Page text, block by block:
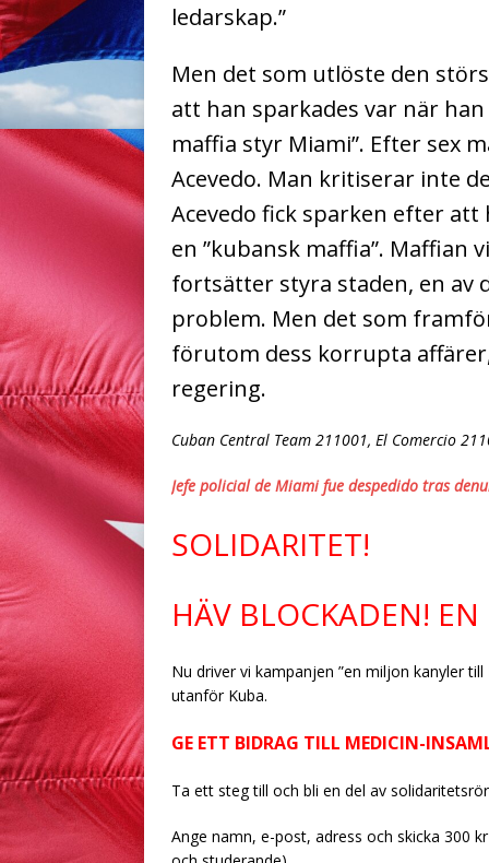
ledarskap.”
Men det som utlöste den
att han sparkades var när
maffia styr Miami”. Efter sex
Acevedo. Man kritiserar inte
Acevedo fick sparken efter
en ”kubansk maffia”. Maffian
fortsätter styra staden, en av
problem. Men det som
förutom dess korrupta
regering.
Cuban Central Team 211001, El Comercio
Jefe policial de Miami fue despedido tras
SOLIDARITET!
HÄV BLOCKADEN!
Nu driver vi kampanjen ”en miljon kanyler
utanför Kuba.
GE ETT BIDRAG TILL MEDICIN-
Ta ett steg till och bli en del av
Ange namn, e-post, adress och skicka 300